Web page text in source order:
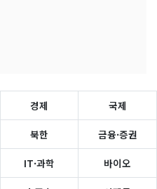
경제 국제
북한 금융·증권
IT·과학 바이오